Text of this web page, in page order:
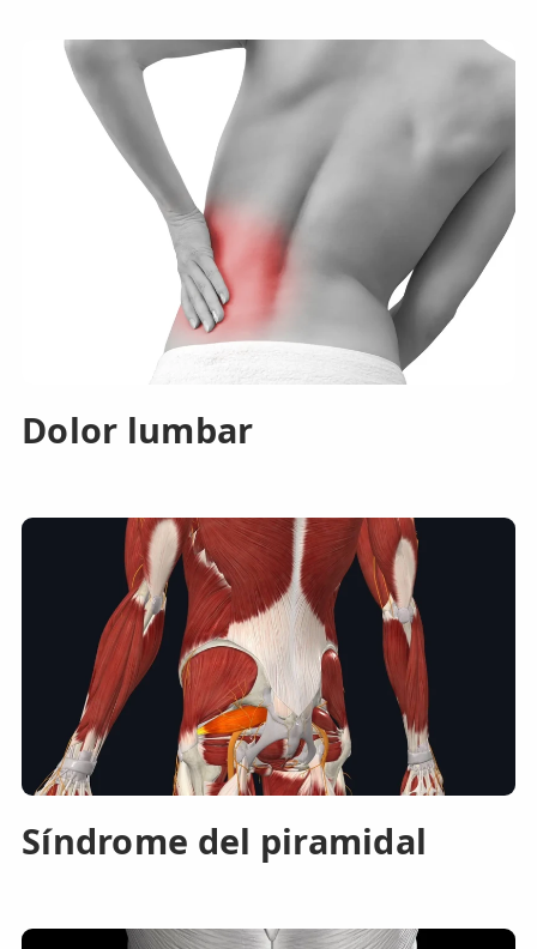
Dolor lumbar
Síndrome del piramidal